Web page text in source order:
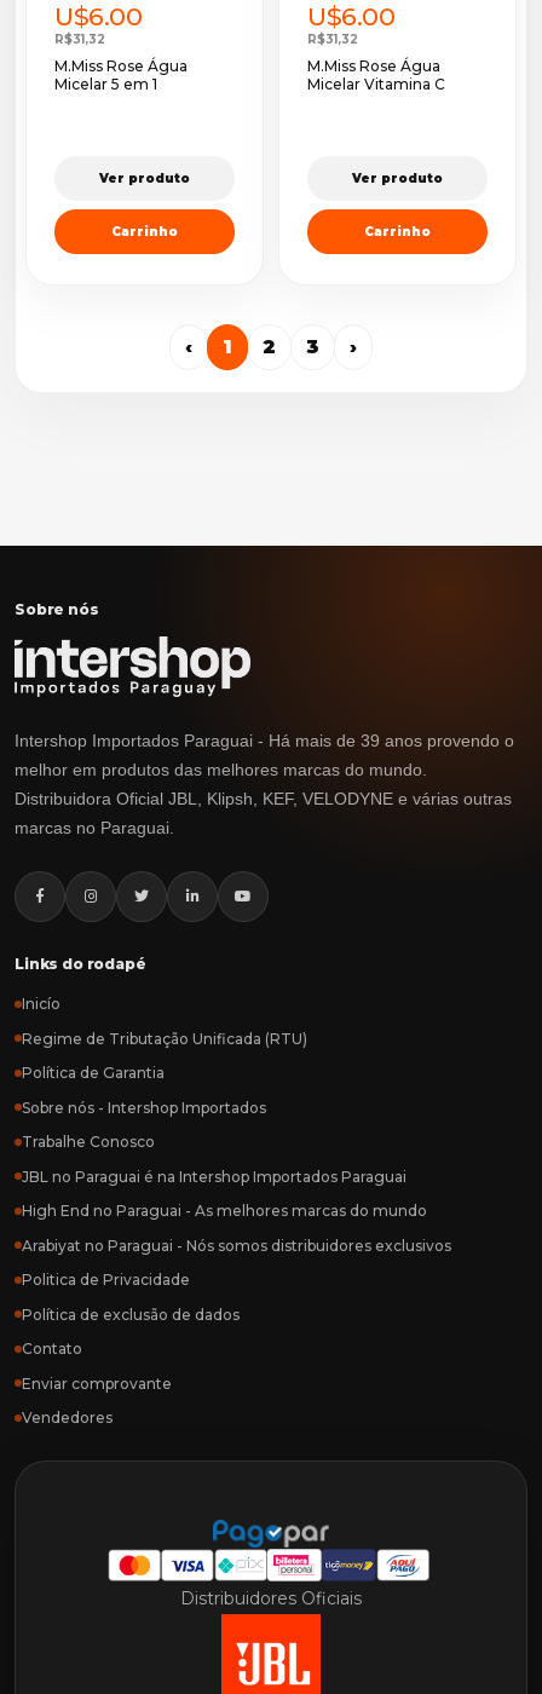
U$6.00
R$31,32
M.Miss Rose Água
Micelar 5 em 1
Ver produto
Carrinho
U$6.00
R$31,32
M.Miss Rose Água
Micelar Vitamina C
Ver produto
Carrinho
‹ 1 2 3 ›
Sobre nós
Intershop Importados Paraguai - Há mais de 39 anos provendo o
melhor em produtos das melhores marcas do mundo.
Distribuidora Oficial JBL, Klipsh, KEF, VELODYNE e várias outras
marcas no Paraguai.
Links do rodapé
Inicío
Regime de Tributação Unificada (RTU)
Política de Garantia
Sobre nós - Intershop Importados
Trabalhe Conosco
JBL no Paraguai é na Intershop Importados Paraguai
High End no Paraguai - As melhores marcas do mundo
Arabiyat no Paraguai - Nós somos distribuidores exclusivos
Politica de Privacidade
Política de exclusão de dados
Contato
Enviar comprovante
Vendedores
Distribuidores Oficiais